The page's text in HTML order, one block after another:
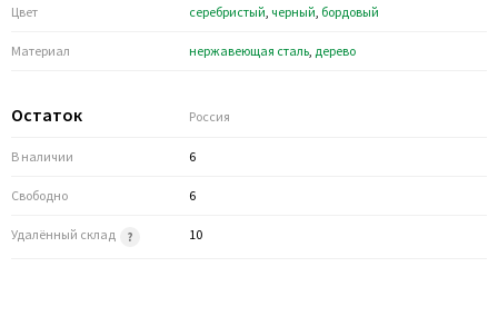
Цвет серебристый, черный, бордовый
Материал нержавеющая cталь, дерево
Остаток Россия
В наличии 6
Свободно 6
Удалённый склад 10